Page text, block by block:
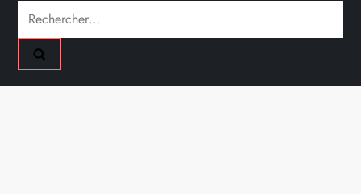
Rechercher :